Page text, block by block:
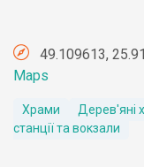
49.109613,
Maps
Храми Дерев'яні
станції та вокзали